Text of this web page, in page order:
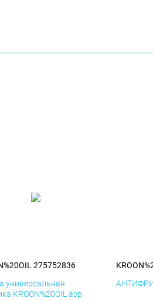
275752836
универсальная
KROON%20OIL аэр